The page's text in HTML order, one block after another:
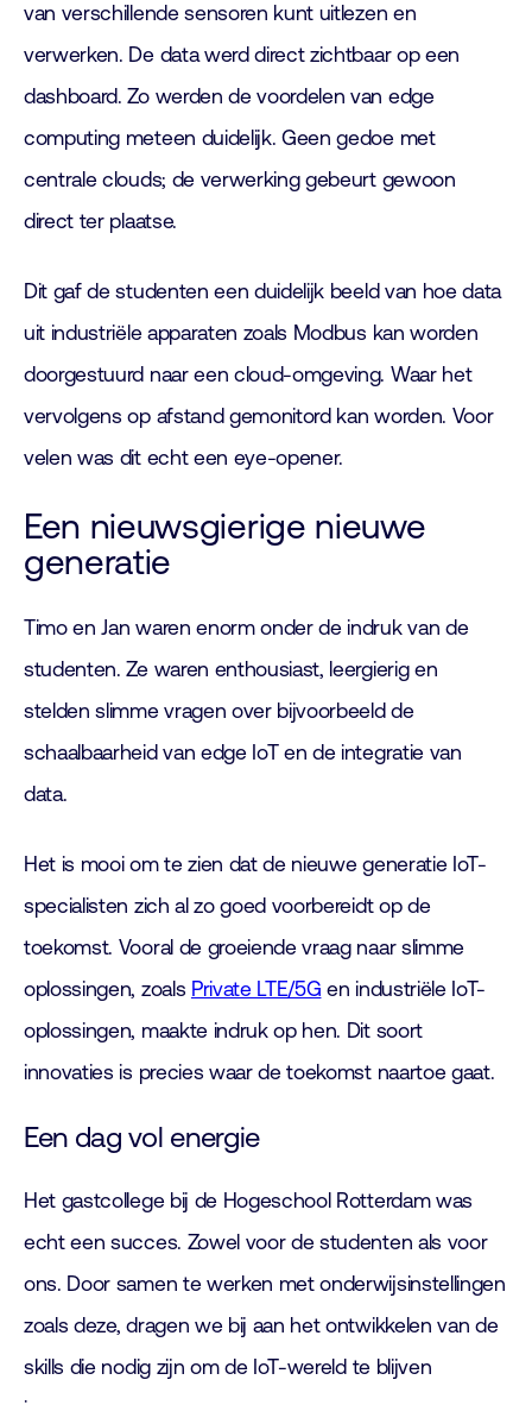
van verschillende sensoren kunt uitlezen en
verwerken. De data werd direct zichtbaar op een
dashboard. Zo werden de voordelen van edge
computing meteen duidelijk. Geen gedoe met
centrale clouds; de verwerking gebeurt gewoon
direct ter plaatse.
Dit gaf de studenten een duidelijk beeld van hoe data
uit industriële apparaten zoals Modbus kan worden
doorgestuurd naar een cloud-omgeving. Waar het
vervolgens op afstand gemonitord kan worden. Voor
velen was dit echt een eye-opener.
Een nieuwsgierige nieuwe
generatie
Timo en Jan waren enorm onder de indruk van de
studenten. Ze waren enthousiast, leergierig en
stelden slimme vragen over bijvoorbeeld de
schaalbaarheid van edge IoT en de integratie van
data.
Het is mooi om te zien dat de nieuwe generatie IoT-
specialisten zich al zo goed voorbereidt op de
toekomst. Vooral de groeiende vraag naar slimme
oplossingen, zoals Private LTE/5G en industriële IoT-
oplossingen, maakte indruk op hen. Dit soort
innovaties is precies waar de toekomst naartoe gaat.
Een dag vol energie
Het gastcollege bij de Hogeschool Rotterdam was
echt een succes. Zowel voor de studenten als voor
ons. Door samen te werken met onderwijsinstellingen
zoals deze, dragen we bij aan het ontwikkelen van de
skills die nodig zijn om de IoT-wereld te blijven